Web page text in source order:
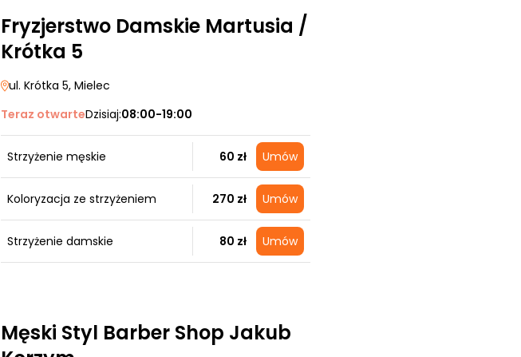
Fryzjerstwo Damskie Martusia /
Krótka 5
ul. Krótka 5, Mielec
Teraz otwarteDzisiaj:08:00-19:00
Strzyżenie męskie 60 zł Umów
Koloryzacja ze strzyżeniem 270 zł Umów
Strzyżenie damskie 80 zł Umów
Męski Styl Barber Shop Jakub